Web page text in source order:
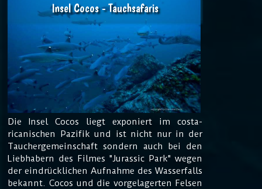
Insel Cocos - Tauchsafaris
Die Insel Cocos liegt exponiert im costa-
ricanischen Pazifik und ist nicht nur in der
Tauchergemeinschaft sondern auch bei den
Liebhabern des Filmes "Jurassic Park" wegen
der eindrücklichen Aufnahme des Wasserfalls
bekannt. Cocos und die vorgelagerten Felsen